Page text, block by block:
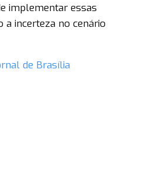
implementar essas
a incerteza no cenário
de Brasília